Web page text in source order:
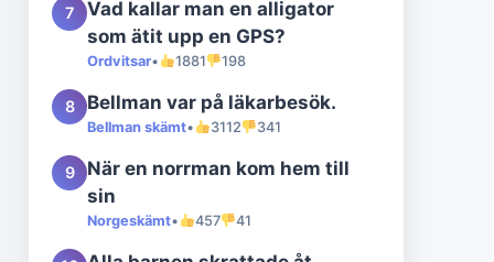
7
Vad kallar man en alligator
som ätit upp en GPS?
Ordvitsar• 1881 198
8 Bellman var på läkarbesök.
Bellman skämt• 3112 341
9
När en norrman kom hem till
sin
Norgeskämt• 457 41